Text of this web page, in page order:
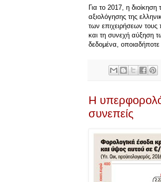
Για το 2017, η
αξιολόγησης της
των επιχειρήσεων
και τη συνεχή αύξηση
δεδομένα, οποιαδήποτε
Η
συνεπείς